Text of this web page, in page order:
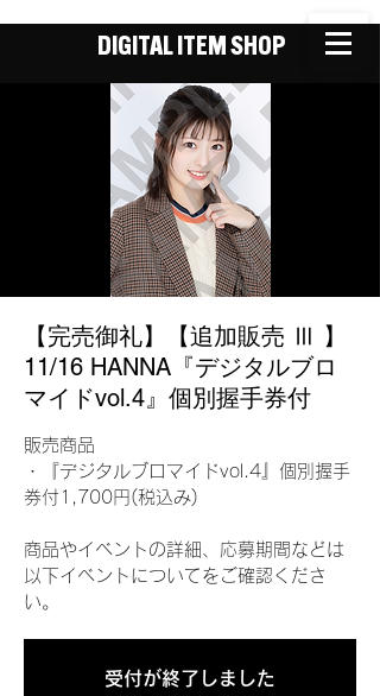
DIGITAL ITEM SHOP
【完売御礼】【追加販売 Ⅲ 】
11/16 HANNA『デジタルブロ
マイドvol.4』個別握手券付
販売商品
・『デジタルブロマイドvol.4』個別握手
券付1,700円(税込み)
商品やイベントの詳細、応募期間などは
以下イベントについてをご確認くださ
い。
受付が終了しました